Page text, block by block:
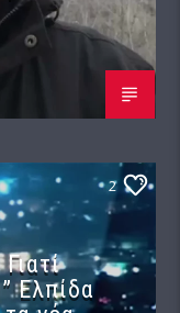
2
Ελπίδα